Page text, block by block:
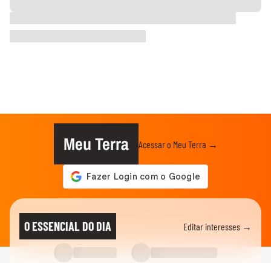
Meu Terra Acessar o Meu Terra →
O ESSENCIAL DO DIA Editar interesses →